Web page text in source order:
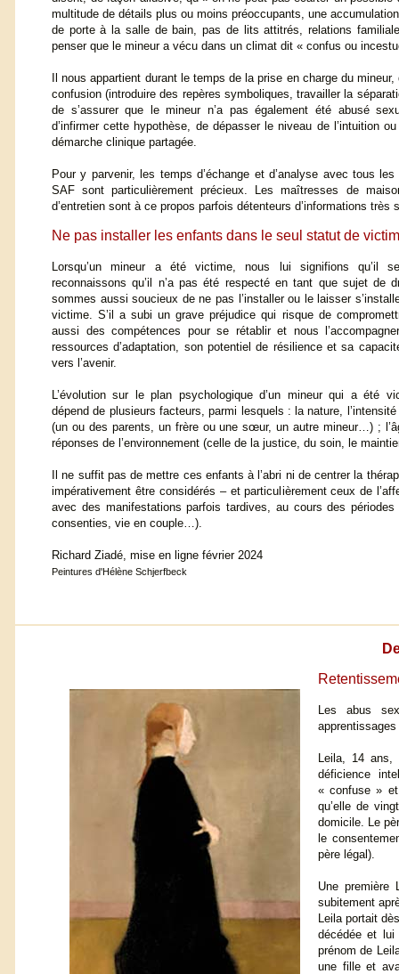
multitude de détails plus ou moins préoccupants, une
de porte à la salle de bain, pas de lits attitrés, relations
penser que le mineur a vécu dans un climat dit « confus ou
Il nous appartient durant le temps de la prise en charge du
confusion (introduire des repères symboliques, travailler la
de s’assurer que le mineur n’a pas également été abusé
d’infirmer cette hypothèse, de dépasser le niveau de l’intuition
démarche clinique partagée.
Pour y parvenir, les temps d’échange et d’analyse avec tous
SAF sont particulièrement précieux. Les maîtresses de
d’entretien sont à ce propos parfois détenteurs d’informations très
Ne pas installer les enfants dans le seul statut de
Lorsqu’un mineur a été victime, nous lui signifions qu’il
reconnaissons qu’il n’a pas été respecté en tant que sujet de
sommes aussi soucieux de ne pas l’installer ou le laisser
victime. S’il a subi un grave préjudice qui risque de
aussi des compétences pour se rétablir et nous
ressources d’adaptation, son potentiel de résilience et sa
vers l’avenir.
L’évolution sur le plan psychologique d’un mineur qui a été
dépend de plusieurs facteurs, parmi lesquels : la nature,
(un ou des parents, un frère ou une sœur, un autre mineur…) ;
réponses de l’environnement (celle de la justice, du soin, le
Il ne suffit pas de mettre ces enfants à l’abri ni de centrer la
impérativement être considérés – et particulièrement ceux de
avec des manifestations parfois tardives, au cours des
consenties, vie en couple…).
Richard Ziadé, mise en ligne février 2024
Peintures d'Hélène Schjerfbeck
Les abus
Leila, 14 ans,
déficience
« confuse »
qu’elle de
domicile. Le
le
père légal).
Une première
subitement
Leila portait
décédée et
prénom de
une fille et